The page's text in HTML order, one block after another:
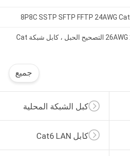
تخصيص 26AWG 24AWG Rj45 Cat7 التصحيح الحبل ، كابل شبكة Cat
جميع
كبل الشبكة المحلية
كابل Cat6 LAN